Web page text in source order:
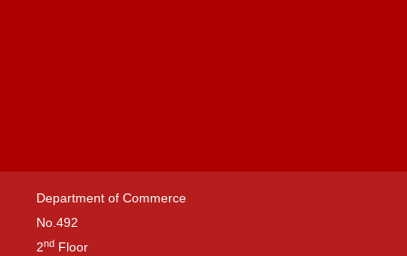
Department of Commerce
No.492
2nd Floor